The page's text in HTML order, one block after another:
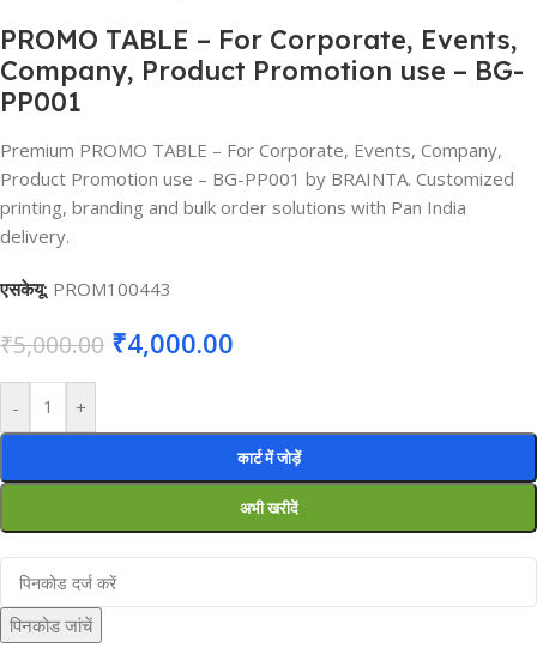
PROMO TABLE – For Corporate, Events,
Company, Product Promotion use – BG-
PP001
Premium PROMO TABLE – For Corporate, Events, Company,
Product Promotion use – BG-PP001 by BRAINTA. Customized
printing, branding and bulk order solutions with Pan India
delivery.
एसकेयू: PROM100443
₹5,000.00 ₹4,000.00
- +
कार्ट में जोड़ें
अभी खरीदें
पिनकोड जांचें